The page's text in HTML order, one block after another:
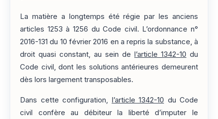
La matière a longtemps été régie par les anciens
articles 1253 à 1256 du Code civil. L’ordonnance n°
2016-131 du 10 février 2016 en a repris la substance, à
droit quasi constant, au sein de l’article 1342-10 du
Code civil, dont les solutions antérieures demeurent
dès lors largement transposables.
Dans cette configuration, l’article 1342-10 du Code
civil confère au débiteur la liberté d’imputer le